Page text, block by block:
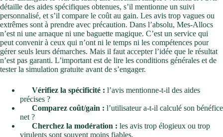
détaille des aides spécifiques obtenues, s’il mentionne un suivi
personnalisé, et s’il compare le coût au gain. Les avis trop vagues ou
extrêmes sont à prendre avec précaution. Dans l’absolu, Mes-Allocs
n’est ni une arnaque ni une baguette magique. C’est un service qui
peut convenir à ceux qui n’ont ni le temps ni les compétences pour
gérer seuls leurs démarches. Mais il faut accepter l’idée que le résultat
n’est pas garanti. L’important est de lire les conditions générales et de
tester la simulation gratuite avant de s’engager.
Vérifiez la spécificité : l’avis mentionne-t-il des aides
précises ?
Comparez coût/gain : l’utilisateur a-t-il calculé son bénéfice
net ?
Cherchez la modération : les avis trop élogieux ou trop
virulents sont souvent moins fiables.